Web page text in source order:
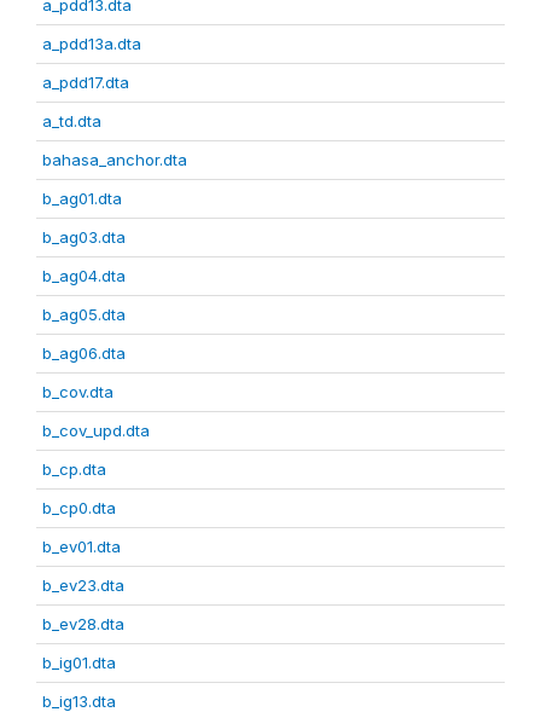
a_pdd13.dta
a_pdd13a.dta
a_pdd17.dta
a_td.dta
bahasa_anchor.dta
b_ag01.dta
b_ag03.dta
b_ag04.dta
b_ag05.dta
b_ag06.dta
b_cov.dta
b_cov_upd.dta
b_cp.dta
b_cp0.dta
b_ev01.dta
b_ev23.dta
b_ev28.dta
b_ig01.dta
b_ig13.dta